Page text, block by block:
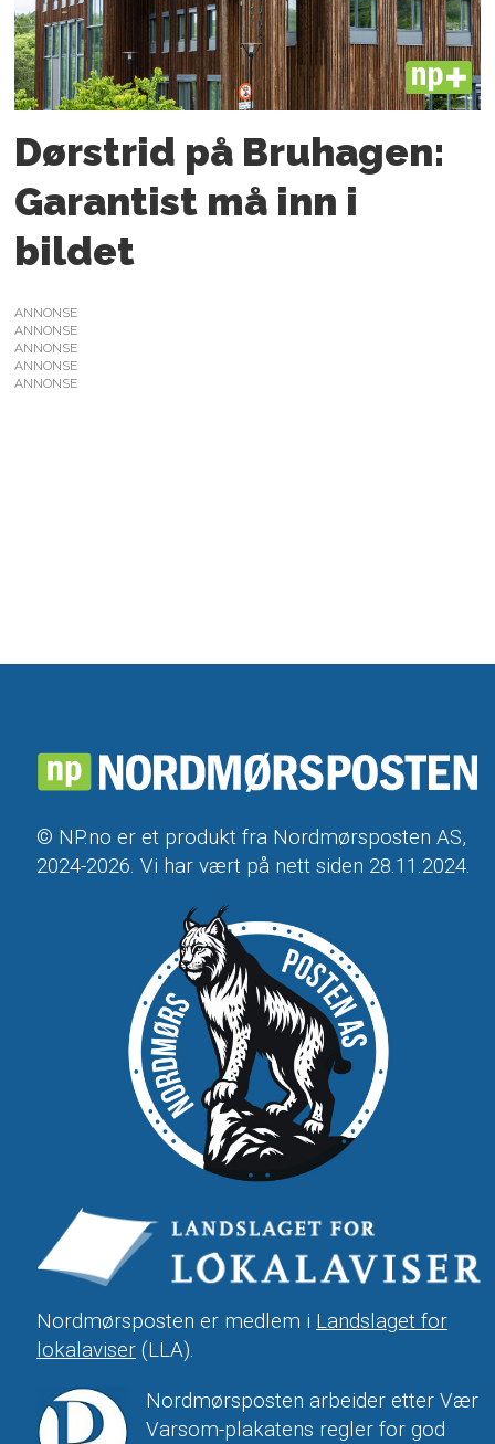
PLUS
Dørstrid på Bruhagen:
Garantist må inn i
bildet
ANNONSE
ANNONSE
ANNONSE
ANNONSE
ANNONSE
© NP.no er et produkt fra Nordmørsposten AS,
2024-2026. Vi har vært på nett siden 28.11.2024.
Nordmørsposten er medlem i Landslaget for
lokalaviser (LLA).
Nordmørsposten arbeider etter Vær
Varsom-plakatens regler for god